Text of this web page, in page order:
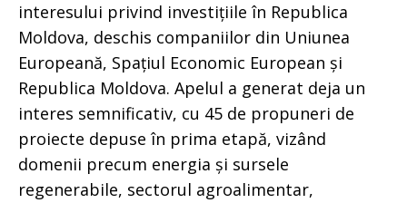
interesului privind investițiile în Republica
Moldova, deschis companiilor din Uniunea
Europeană, Spațiul Economic European și
Republica Moldova. Apelul a generat deja un
interes semnificativ, cu 45 de propuneri de
proiecte depuse în prima etapă, vizând
domenii precum energia și sursele
regenerabile, sectorul agroalimentar,